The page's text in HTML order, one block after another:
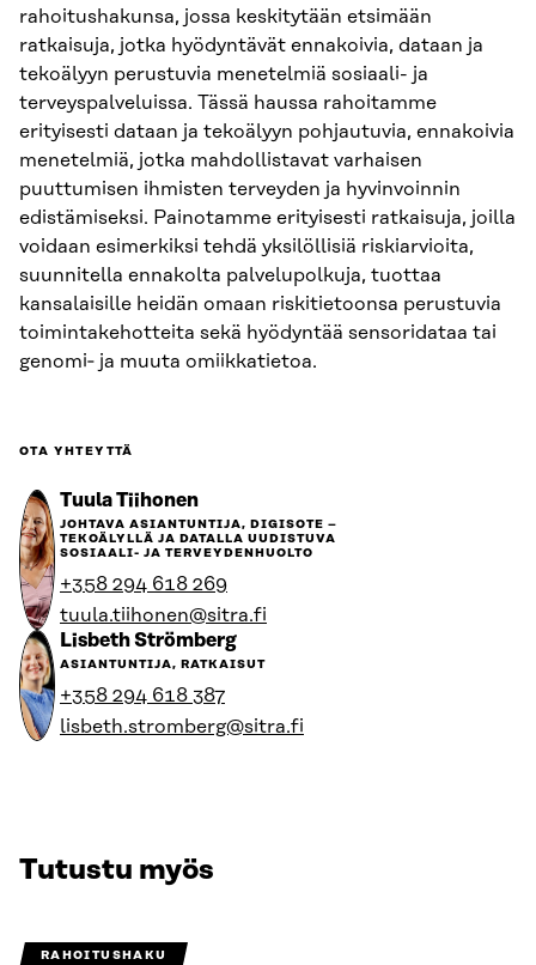
rahoitushakunsa, jossa keskitytään etsimään
ratkaisuja, jotka hyödyntävät ennakoivia, dataan ja
tekoälyyn perustuvia menetelmiä sosiaali- ja
terveyspalveluissa. Tässä haussa rahoitamme
erityisesti dataan ja tekoälyyn pohjautuvia, ennakoivia
menetelmiä, jotka mahdollistavat varhaisen
puuttumisen ihmisten terveyden ja hyvinvoinnin
edistämiseksi. Painotamme erityisesti ratkaisuja, joilla
voidaan esimerkiksi tehdä yksilöllisiä riskiarvioita,
suunnitella ennakolta palvelupolkuja, tuottaa
kansalaisille heidän omaan riskitietoonsa perustuvia
toimintakehotteita sekä hyödyntää sensoridataa tai
genomi‑ ja muuta omiikkatietoa.
OTA YHTEYTTÄ
Tuula Tiihonen
JOHTAVA ASIANTUNTIJA, DIGISOTE –
TEKOÄLYLLÄ JA DATALLA UUDISTUVA
SOSIAALI- JA TERVEYDENHUOLTO
+358 294 618 269
tuula.tiihonen@sitra.fi
Lisbeth Strömberg
ASIANTUNTIJA, RATKAISUT
+358 294 618 387
lisbeth.stromberg@sitra.fi
Tutustu myös
RAHOITUSHAKU